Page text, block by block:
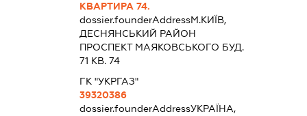
КВАРТИРА 74.
dossier.founderAddressМ.КИЇВ,
ДЕСНЯНСЬКИЙ РАЙОН
ПРОСПЕКТ МАЯКОВСЬКОГО БУД.
71 КВ. 74
ГК "УКРГАЗ"
39320386
dossier.founderAddressУКРАЇНА,